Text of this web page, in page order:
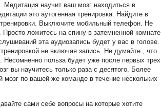
научит ваш мозг находиться в
это аутогенная тренировка. Найдите в
тренировки. Выключите мобильный телефон. Не
Просто ложитесь на спину в затемненной комнате
эта аудиозапись будет у вас в голове.
не включая запись. Не думайте , что
Несомненно польза будет уже после первых трех
вы научитесь только раза с десятого. Более
мозг по вашей же команде в течение нескольких
сами себе вопросы на которые хотите